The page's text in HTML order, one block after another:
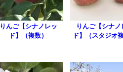
りんご【シナノレッ
ド】（複数）
りんご【シナノ
ド】（スタジオ